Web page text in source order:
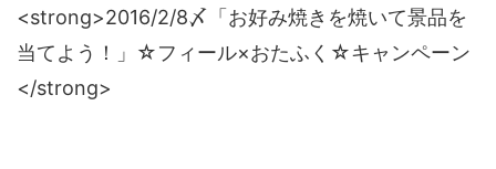
<strong>2016/2/8〆「お好み焼きを焼いて景品を
当てよう！」☆フィール×おたふく☆キャンペーン
</strong>